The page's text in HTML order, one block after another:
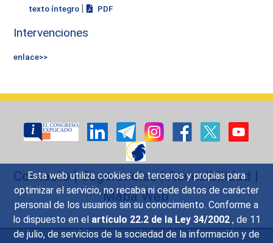
Esta web utiliza cookies de terceros y propias para
optimizar el servicio, no recaba ni cede datos de carácter
personal de los usuarios sin su conocimiento. Conforme a
lo dispuesto en el artículo 22.2 de la Ley 34/2002 , de 11
de julio, de servicios de la sociedad de la información y de
texto íntegro | PDF
Intervenciones
enlace>>
Contacto|Sugerencias|Accesibilidad |
Mapa Web